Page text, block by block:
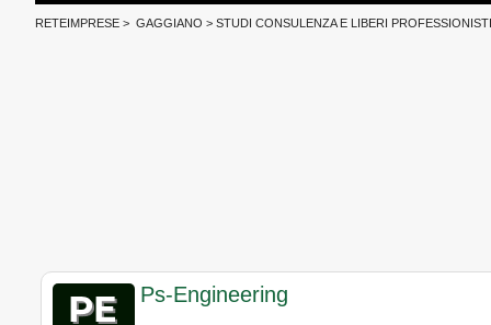
RETEIMPRESE > GAGGIANO > STUDI CONSULENZA E LIBERI PROFESSIONISTI
Ps-Engineering